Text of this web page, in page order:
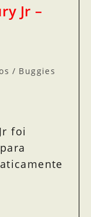
Jr –
/ Buggies
foi